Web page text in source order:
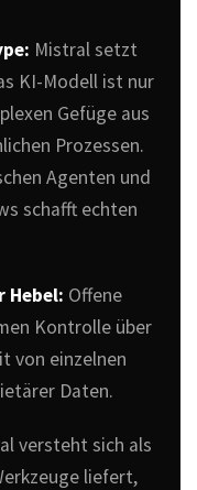
Mistral setzt
KI-Modell ist nur
Gefüge aus
Prozessen.
Agenten und
schafft echten
Hebel: Offene
Kontrolle über
von einzelnen
Daten.
versteht sich als
liefert,